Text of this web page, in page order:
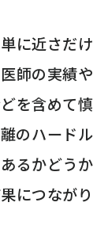
に近さだけ
師の実績や
を含めて慎
のハードル
るかどうか
につながり